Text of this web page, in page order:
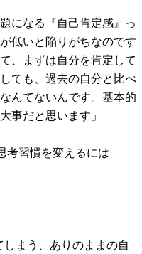
になる『自己肯定感』っ
低いと陥りがちなのです
、まずは自分を肯定して
ても、過去の自分と比べ
んてないんです。基本的
事だと思います」
考習慣を変えるには
まう、ありのままの自